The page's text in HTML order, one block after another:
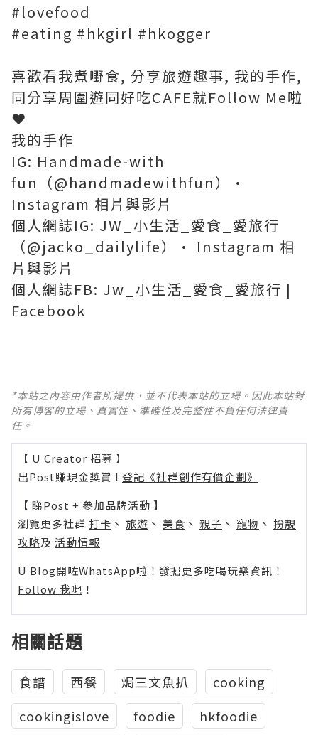
#lovefood
#eating #hkgirl #hkogger
喜歡看我煮嘢食, 分享旅遊趣事, 我的手作,
同分享周圍遊同好吃CAFE就Follow Me啦
❤️
我的手作
IG: Handmade-with
fun（@handmadewithfun）•
Instagram 相片與影片
個人網誌IG: JW_小生活_愛食_愛旅行
（@jacko_dailylife）• Instagram 相
片與影片
個人網誌FB: Jw_小生活_愛食_愛旅行 |
Facebook
*本站之內容由作者所提供，並不代表本站的立場。因此本站對
所有博客的立場、真實性、準確性及完整性不負任何法律責
任。
【 U Creator 招募 】
出Post賺現金獎賞 l 登記《社群創作有價企劃》
【 睇Post + 參加品牌活動 】
瀏覽更多社群 打卡 丶 旅遊 丶 美食 丶 親子 丶 寵物 丶 扮靚
攻略及 活動情報
U Blog開咗WhatsApp啦！發掘更多吃喝玩樂資訊！
Follow 我哋 ！
相關話題
食譜 西餐 焗三文魚扒
cooking
cookingislove
foodie
hkfoodie